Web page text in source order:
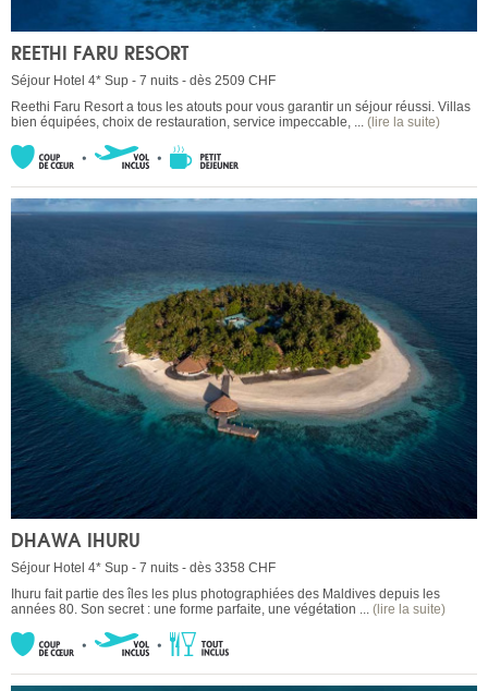
REETHI FARU RESORT
Séjour Hotel 4* Sup - 7 nuits - dès 2509 CHF
Reethi Faru Resort a tous les atouts pour vous garantir un séjour réussi. Villas
bien équipées, choix de restauration, service impeccable, ... (lire la suite)
DHAWA IHURU
Séjour Hotel 4* Sup - 7 nuits - dès 3358 CHF
Ihuru fait partie des îles les plus photographiées des Maldives depuis les
années 80. Son secret : une forme parfaite, une végétation ... (lire la suite)